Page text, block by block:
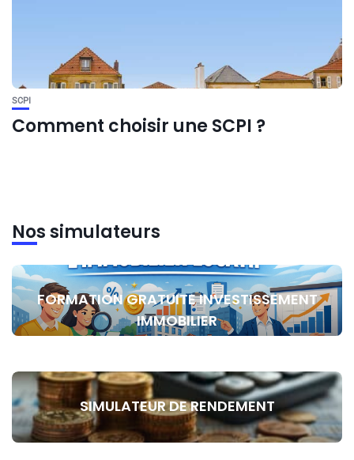
SCPI
Comment choisir une SCPI ?
Nos simulateurs
FORMATION GRATUITE INVESTISSEMENT
IMMOBILIER
SIMULATEUR DE RENDEMENT